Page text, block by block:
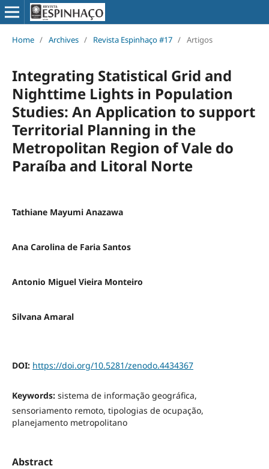
Home / Archives / Revista Espinhaço #17 / Artigos
Integrating Statistical Grid and
Nighttime Lights in Population
Studies: An Application to support
Territorial Planning in the
Metropolitan Region of Vale do
Paraíba and Litoral Norte
Tathiane Mayumi Anazawa
Ana Carolina de Faria Santos
Antonio Miguel Vieira Monteiro
Silvana Amaral
DOI: https://doi.org/10.5281/zenodo.4434367
Keywords: sistema de informação geográfica,
sensoriamento remoto, tipologias de ocupação,
planejamento metropolitano
Abstract